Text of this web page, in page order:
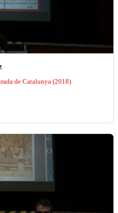
de Catalunya (2018)